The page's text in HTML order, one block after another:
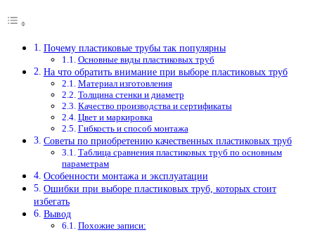
Почему пластиковые трубы так популярны
Основные виды пластиковых труб
На что обратить внимание при выборе пластиковых труб
Материал изготовления
Толщина стенки и диаметр
Качество производства и сертификаты
Цвет и маркировка
Гибкость и способ монтажа
Советы по приобретению качественных пластиковых труб
Таблица сравнения пластиковых труб по основным
параметрам
Особенности монтажа и эксплуатации
Ошибки при выборе пластиковых труб, которых стоит
избегать
Вывод
Похожие записи: